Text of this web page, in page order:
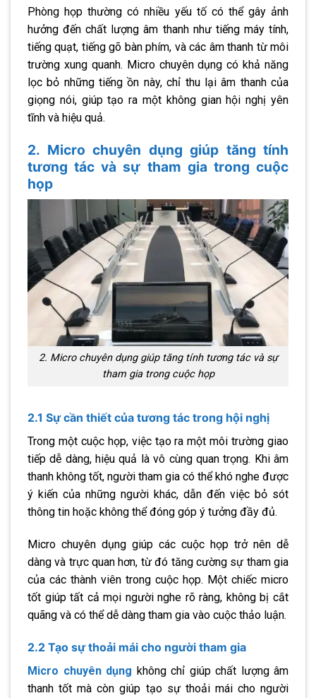
Phòng họp thường có nhiều yếu tố có thể gây ảnh
hưởng đến chất lượng âm thanh như tiếng máy tính,
tiếng quạt, tiếng gõ bàn phím, và các âm thanh từ môi
trường xung quanh. Micro chuyên dụng có khả năng
lọc bỏ những tiếng ồn này, chỉ thu lại âm thanh của
giọng nói, giúp tạo ra một không gian hội nghị yên
tĩnh và hiệu quả.
2. Micro chuyên dụng giúp tăng tính
tương tác và sự tham gia trong cuộc
họp
2. Micro chuyên dụng giúp tăng tính tương tác và sự
tham gia trong cuộc họp
2.1 Sự cần thiết của tương tác trong hội nghị
Trong một cuộc họp, việc tạo ra một môi trường giao
tiếp dễ dàng, hiệu quả là vô cùng quan trọng. Khi âm
thanh không tốt, người tham gia có thể khó nghe được
ý kiến của những người khác, dẫn đến việc bỏ sót
thông tin hoặc không thể đóng góp ý tưởng đầy đủ.
Micro chuyên dụng giúp các cuộc họp trở nên dễ
dàng và trực quan hơn, từ đó tăng cường sự tham gia
của các thành viên trong cuộc họp. Một chiếc micro
tốt giúp tất cả mọi người nghe rõ ràng, không bị cắt
quãng và có thể dễ dàng tham gia vào cuộc thảo luận.
2.2 Tạo sự thoải mái cho người tham gia
Micro chuyên dụng không chỉ giúp chất lượng âm
thanh tốt mà còn giúp tạo sự thoải mái cho người